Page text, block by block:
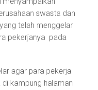
swasta dan
telah menggelar
pekerjanya pada
agar para pekerja
kampung halaman